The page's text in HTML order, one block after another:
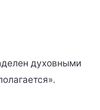
духовными